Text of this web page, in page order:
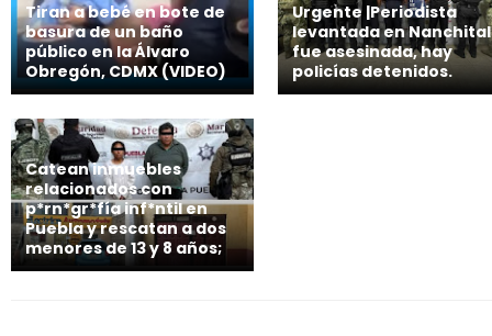
Tiran a bebé en bote de
basura de un baño
público en la Álvaro
Obregón, CDMX (VIDEO)
Urgente |Periodista
levantada en Nanchital
fue asesinada, hay
policías detenidos.
Catean inmuebles
relacionados con
p*rn*gr*fía inf*ntil en
Puebla y rescatan a dos
menores de 13 y 8 años;